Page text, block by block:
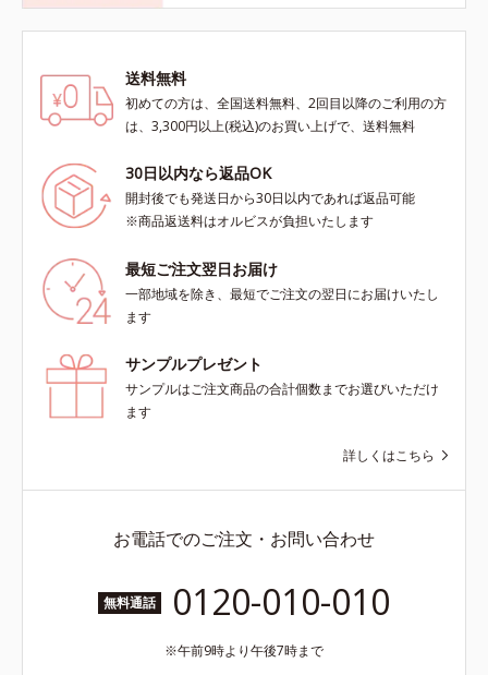
送料無料
初めての方は、全国送料無料、2回目以降のご利用の方
は、3,300円以上(税込)のお買い上げで、送料無料
30日以内なら返品OK
開封後でも発送日から30日以内であれば返品可能
※商品返送料はオルビスが負担いたします
最短ご注文翌日お届け
一部地域を除き、最短でご注文の翌日にお届けいたし
ます
サンプルプレゼント
サンプルはご注文商品の合計個数までお選びいただけ
ます
詳しくはこちら
お電話でのご注文・お問い合わせ
無料通話 0120-010-010
午前9時より午後7時まで